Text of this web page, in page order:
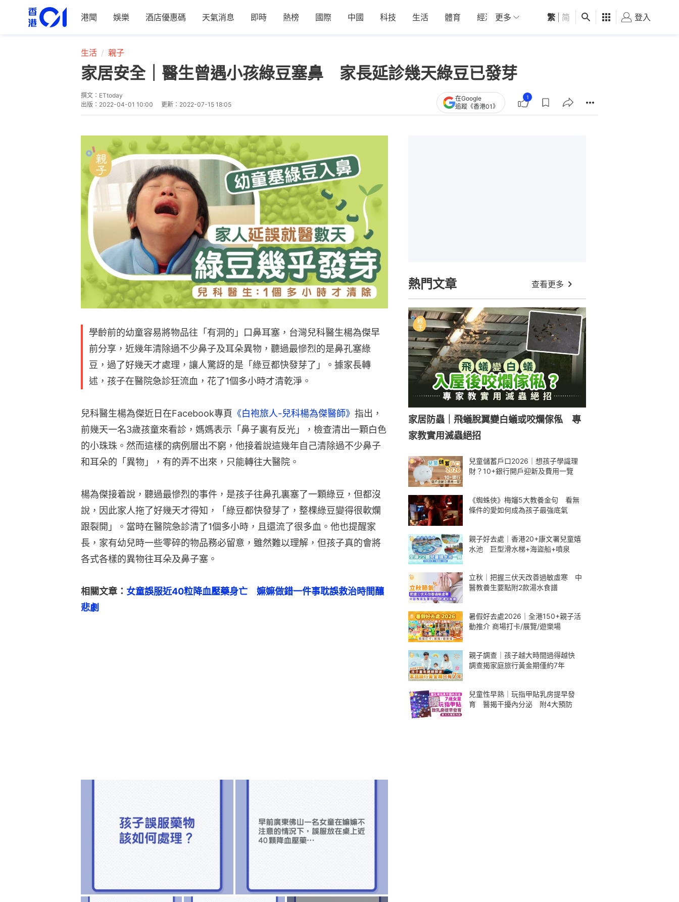
港聞 娛樂 酒店優惠碼 天氣消息 即時 熱榜 國際 中國 科技 生活 體育 經濟 01深圳 觀點 健康 好食玩飛
更多 繁 简 登入
生活 親子
家居安全｜醫生曾遇小孩綠豆塞鼻 家長延診幾天綠豆已發芽
撰文： ETtoday
出版： 2022-04-01 10:00 更新： 2022-07-15 18:05
在Google
追蹤《香港01》
1
學齡前的幼童容易將物品往「有洞的」口鼻耳塞，台灣兒科醫生楊為傑早
前分享，近幾年清除過不少鼻子及耳朵異物，聽過最慘烈的是鼻孔塞綠
豆，過了好幾天才處理，讓人驚訝的是「綠豆都快發芽了」。據家長轉
述，孩子在醫院急診狂流血，花了1個多小時才清乾淨。
兒科醫生楊為傑近日在Facebook專頁 《白袍旅人-兒科楊為傑醫師》 指出，
前幾天一名3歲孩童來看診，媽媽表示「鼻子裏有反光」，檢查清出一顆白色
的小珠珠。然而這樣的病例層出不窮，他接着說這幾年自己清除過不少鼻子
和耳朵的「異物」，有的弄不出來，只能轉往大醫院。
楊為傑接着說，聽過最慘烈的事件，是孩子往鼻孔裏塞了一顆綠豆，但都沒
說，因此家人拖了好幾天才得知，「綠豆都快發芽了，整棵綠豆變得很軟爛
跟裂開」。當時在醫院急診清了1個多小時，且還流了很多血。他也提醒家
長，家有幼兒時一些零碎的物品務必留意，雖然難以理解，但孩子真的會將
各式各樣的異物往耳朵及鼻子塞。
相關文章： 女童誤服近40粒降血壓藥身亡　嫲嫲做錯一件事耽誤救治時間釀
悲劇
熱門文章 查看更多
家居防蟲｜飛蟻脫翼變白蟻或咬爛傢俬 專
家教實用滅蟲絕招
兒童儲蓄戶口2026｜想孩子學識理
財？10+銀行開戶迎新及費用一覽
《蜘蛛俠》梅嬸5大教養金句 看無
條件的愛如何成為孩子最強底氣
親子好去處｜香港20+康文署兒童嬉
水池 巨型滑水梯+海盜船+噴泉
立秋｜把握三伏天改善過敏虛寒 中
醫教養生要點附2款湯水食譜
暑假好去處2026｜全港150+親子活
動推介 商場打卡/展覽/遊樂場
親子調查｜孩子越大時間過得越快
調查揭家庭旅行黃金期僅約7年
兒童性早熟｜玩指甲貼乳房提早發
育 醫揭干擾內分泌 附4大預防